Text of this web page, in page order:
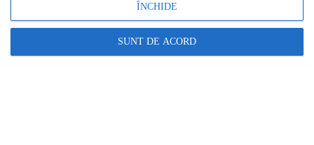
ÎNCHIDE
SUNT DE ACORD